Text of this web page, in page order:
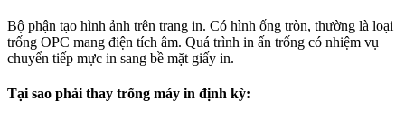
Bộ phận tạo hình ảnh trên trang in. Có hình ống tròn, thường là loại
trống OPC mang điện tích âm. Quá trình in ấn trống có nhiệm vụ
chuyển tiếp mực in sang bề mặt giấy in.
Tại sao phải thay trống máy in định kỳ: